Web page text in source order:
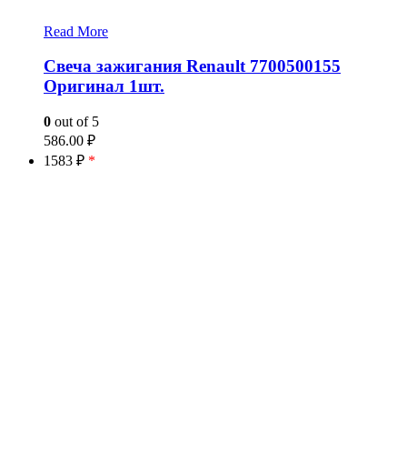
Read More
Свеча зажигания Renault 7700500155
Оригинал 1шт.
0 out of 5
586.00 ₽
1583 ₽ *